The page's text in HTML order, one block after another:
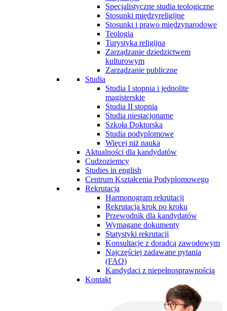
Specjalistyczne studia teologiczne
Stosunki międzyreligijne
Stosunki i prawo międzynarodowe
Teologia
Turystyka religijna
Zarządzanie dziedzictwem
kulturowym
Zarządzanie publiczne
Studia
Studia I stopnia i jednolite
magisterskie
Studia II stopnia
Studia niestacjonarne
Szkoła Doktorska
Studia podyplomowe
Więcej niż nauka
Aktualności dla kandydatów
Cudzoziemcy
Studies in english
Centrum Kształcenia Podyplomowego
Rekrutacja
Harmonogram rekrutacji
Rekrutacja krok po kroku
Przewodnik dla kandydatów
Wymagane dokumenty
Statystyki rekrutacji
Konsultacje z doradcą zawodowym
Najczęściej zadawane pytania
(FAQ)
Kandydaci z niepełnosprawnością
Kontakt